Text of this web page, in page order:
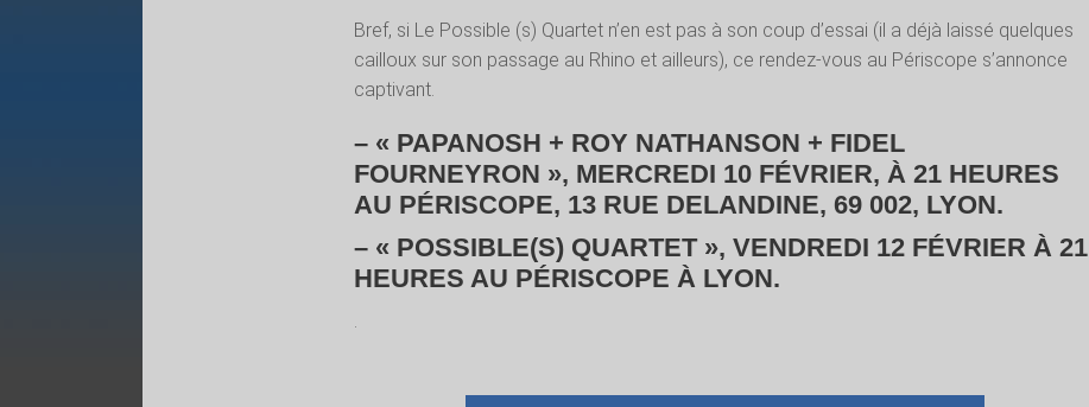
Bref, si Le Possible (s) Quartet n’en est pas à son coup d’essai (il a déjà laissé quelques
cailloux sur son passage au Rhino et ailleurs), ce rendez-vous au Périscope s’annonce
captivant.
– « PAPANOSH + ROY NATHANSON + FIDEL
FOURNEYRON », MERCREDI 10 FÉVRIER, À 21 HEURES
AU PÉRISCOPE, 13 RUE DELANDINE, 69 002, LYON.
– « POSSIBLE(S) QUARTET », VENDREDI 12 FÉVRIER À 21
HEURES AU PÉRISCOPE À LYON.
.